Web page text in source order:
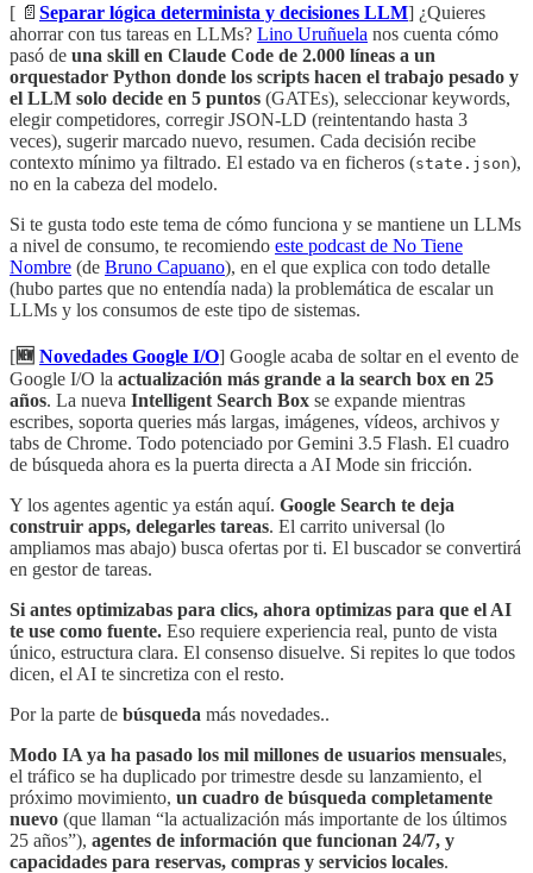
[ 📄 Separar lógica determinista y decisiones LLM] ¿Quieres
ahorrar con tus tareas en LLMs? Lino Uruñuela nos cuenta cómo
pasó de una skill en Claude Code de 2.000 líneas a un
orquestador Python donde los scripts hacen el trabajo pesado y
el LLM solo decide en 5 puntos (GATEs), seleccionar keywords,
elegir competidores, corregir JSON-LD (reintentando hasta 3
veces), sugerir marcado nuevo, resumen. Cada decisión recibe
contexto mínimo ya filtrado. El estado va en ficheros (state.json),
no en la cabeza del modelo.
Si te gusta todo este tema de cómo funciona y se mantiene un LLMs
a nivel de consumo, te recomiendo este podcast de No Tiene
Nombre (de Bruno Capuano), en el que explica con todo detalle
(hubo partes que no entendía nada) la problemática de escalar un
LLMs y los consumos de este tipo de sistemas.
[🆕 Novedades Google I/O] Google acaba de soltar en el evento de
Google I/O la actualización más grande a la search box en 25
años. La nueva Intelligent Search Box se expande mientras
escribes, soporta queries más largas, imágenes, vídeos, archivos y
tabs de Chrome. Todo potenciado por Gemini 3.5 Flash. El cuadro
de búsqueda ahora es la puerta directa a AI Mode sin fricción.
Y los agentes agentic ya están aquí. Google Search te deja
construir apps, delegarles tareas. El carrito universal (lo
ampliamos mas abajo) busca ofertas por ti. El buscador se convertirá
en gestor de tareas.
Si antes optimizabas para clics, ahora optimizas para que el AI
te use como fuente. Eso requiere experiencia real, punto de vista
único, estructura clara. El consenso disuelve. Si repites lo que todos
dicen, el AI te sincretiza con el resto.
Por la parte de búsqueda más novedades..
Modo IA ya ha pasado los mil millones de usuarios mensuales,
el tráfico se ha duplicado por trimestre desde su lanzamiento, el
próximo movimiento, un cuadro de búsqueda completamente
nuevo (que llaman “la actualización más importante de los últimos
25 años”), agentes de información que funcionan 24/7, y
capacidades para reservas, compras y servicios locales.